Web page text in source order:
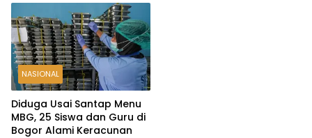
Dipadamkan
NASIONAL
Diduga Usai Santap Menu
MBG, 25 Siswa dan Guru di
Bogor Alami Keracunan